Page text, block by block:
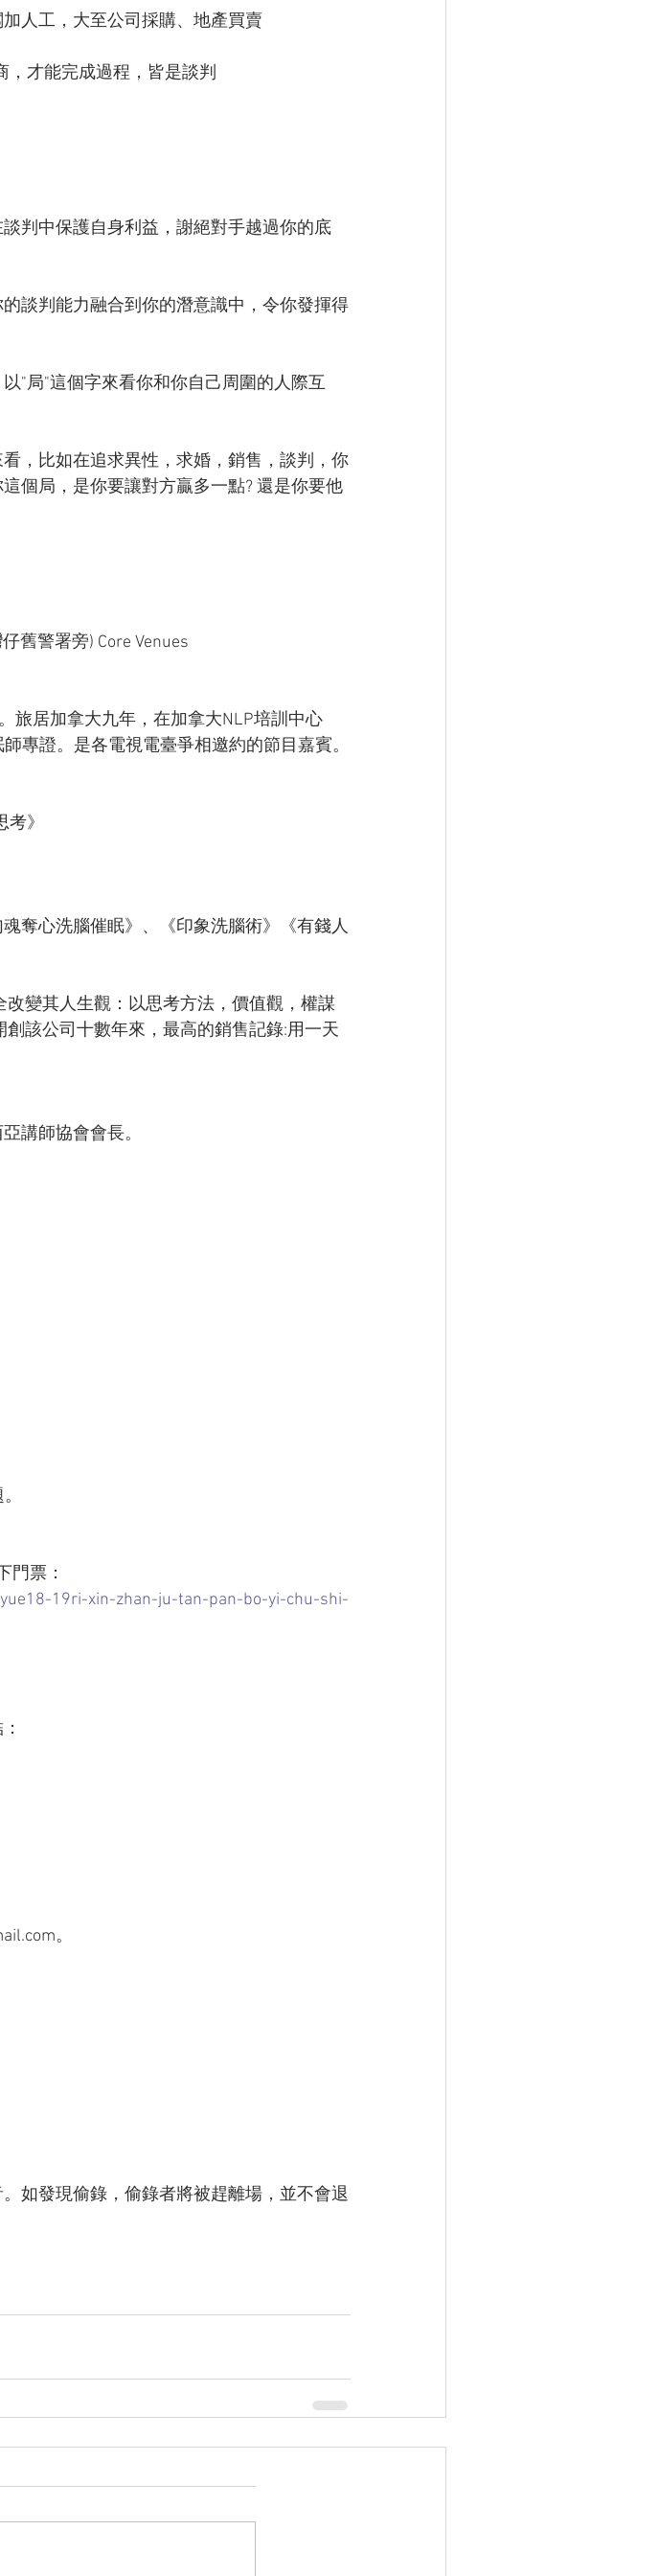
人工，大至公司採購、地產買賣
才能完成過程，皆是談判
判中保護自身利益，謝絕對手越過你的底
談判能力融合到你的潛意識中，令你發揮得
"局"這個字來看你和你自己周圍的人際互
，比如在追求異性，求婚，銷售，談判，你
個局，是你要讓對方贏多一點? 還是你要他
舊警署旁) Core Venues
旅居加拿大九年，在加拿大NLP培訓中心
專證。是各電視電臺爭相邀約的節目嘉賓。
》
奪心洗腦催眠》、《印象洗腦術》《有錢人
變其人生觀：以思考方法，價值觀，權謀
該公司十數年來，最高的銷售記錄:用一天
講師協會會長。
門票：
19ri-xin-zhan-ju-tan-pan-bo-yi-chu-shi-
。
如發現偷錄，偷錄者將被趕離場，並不會退